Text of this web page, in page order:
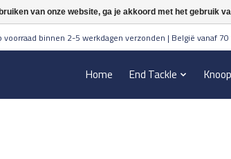
binnen 2-5 werkdagen verzonden | België vanaf
Home End Tackle
van onze website, ga je akkoord met het gebruik